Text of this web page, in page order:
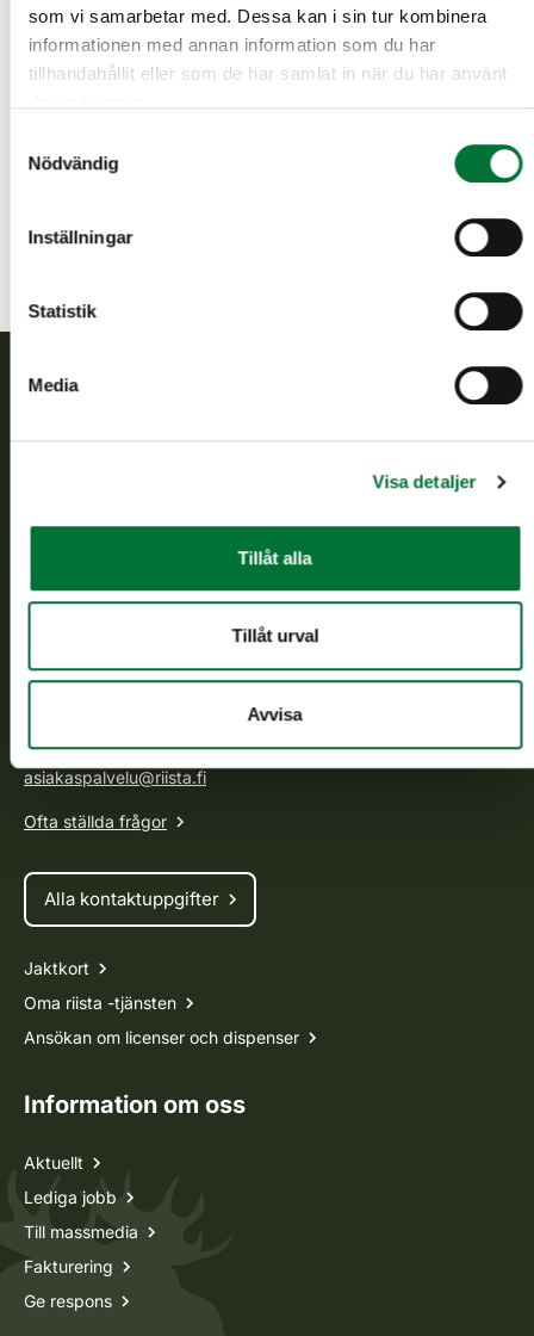
som vi samarbetar med. Dessa kan i sin tur kombinera
informationen med annan information som du har
tillhandahållit eller som de har samlat in när du har använt
Nödvändig
Inställningar
Statistik
Media
Visa detaljer
Tillåt alla
Tillåt urval
Avvisa
Pyyntivälineet ja -menetelmät
Saaliin käsittely
Finlands viltcentral främjar en hållbar vilthushållning, stöder
jaktvårdsföreningarnas verksamhet, ser till att viltpolitiken
verkställs och svarar för de offentliga förvaltningsuppgifter
Om oss
Kundtjänst
tel. 029 431 2001
asiakaspalvelu@riista.fi
Ofta ställda frågor
Alla kontaktuppgifter
Jaktkort
Oma riista -tjänsten
Ansökan om licenser och dispenser
Information om oss
Aktuellt
Lediga jobb
Till massmedia
Fakturering
Ge respons